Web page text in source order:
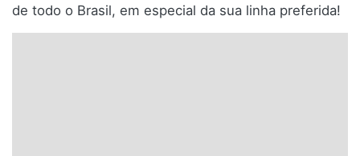
de todo o Brasil, em especial da sua linha preferida!